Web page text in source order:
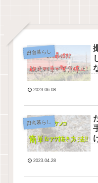
田舎暮らし
2023.06.08
田舎暮らし
2023.04.28